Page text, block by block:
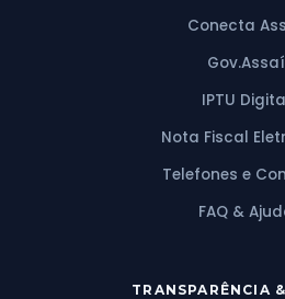
Conecta
Gov.Assaí
IPTU
Nota Fiscal
Telefones e
FAQ &
TRANSPARÊNCIA